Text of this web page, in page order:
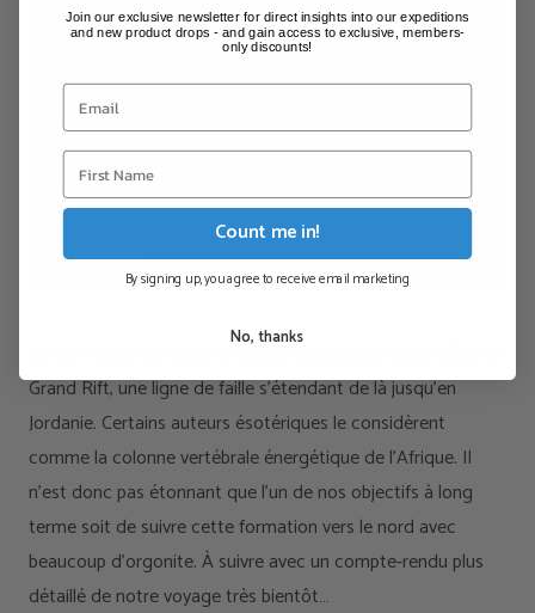
Le lac Malawi est la partie la plus méridionale de la vallée du
Grand Rift, une ligne de faille s'étendant de là jusqu'en
Jordanie. Certains auteurs ésotériques le considèrent
comme la colonne vertébrale énergétique de l'Afrique. Il
n'est donc pas étonnant que l'un de nos objectifs à long
terme soit de suivre cette formation vers le nord avec
beaucoup d'orgonite. À suivre avec un compte-rendu plus
détaillé de notre voyage très bientôt…
Join our exclusive newsletter for direct insights into our expeditions
and new product drops - and gain access to exclusive, members-
only discounts!
Count me in!
By signing up, you agree to receive email marketing
No, thanks